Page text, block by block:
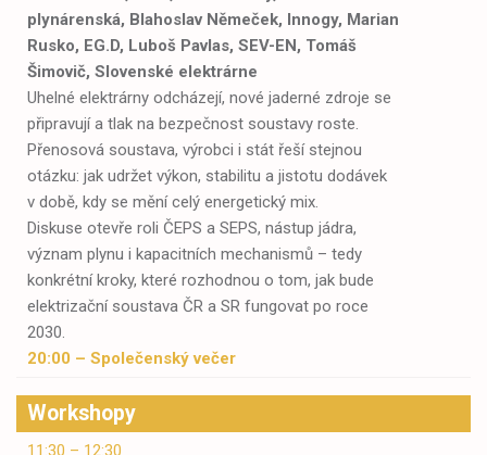
plynárenská, Blahoslav Němeček, Innogy, Marian
Rusko, EG.D, Luboš Pavlas, SEV-EN, Tomáš
Šimovič, Slovenské elektrárne
Uhelné elektrárny odcházejí, nové jaderné zdroje se
připravují a tlak na bezpečnost soustavy roste.
Přenosová soustava, výrobci i stát řeší stejnou
otázku: jak udržet výkon, stabilitu a jistotu dodávek
v době, kdy se mění celý energetický mix.
Diskuse otevře roli ČEPS a SEPS, nástup jádra,
význam plynu i kapacitních mechanismů – tedy
konkrétní kroky, které rozhodnou o tom, jak bude
elektrizační soustava ČR a SR fungovat po roce
2030.
20:00 – Společenský večer
Workshopy
11:30 – 12:30